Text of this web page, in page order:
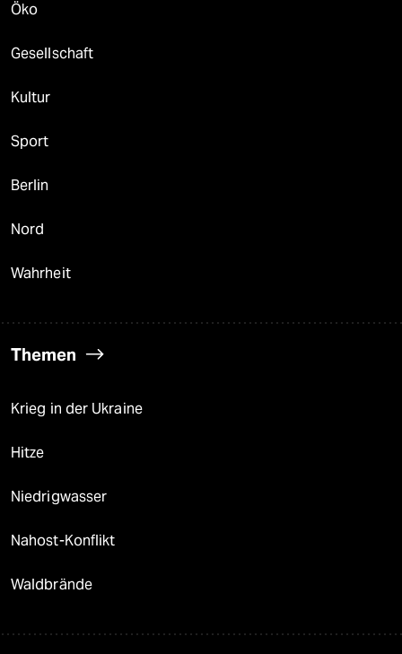
Öko
Gesellschaft
Kultur
Sport
Berlin
Nord
Wahrheit
Themen
Krieg in der Ukraine
Hitze
Niedrigwasser
Nahost-Konflikt
Waldbrände